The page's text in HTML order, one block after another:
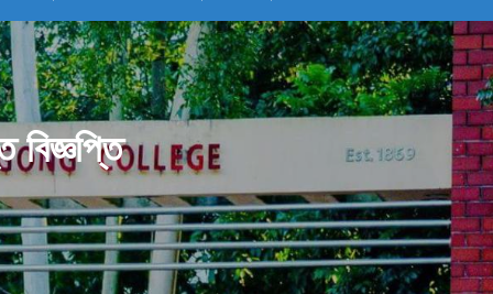
বিজ্ঞপ্তি